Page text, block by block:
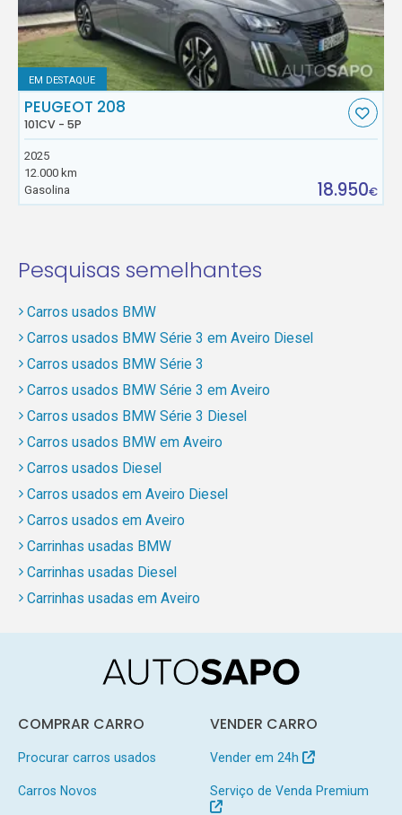
EM DESTAQUE
PEUGEOT 208
101CV - 5P
2025
12.000 km
Gasolina
18.950€
Pesquisas semelhantes
Carros usados BMW
Carros usados BMW Série 3 em Aveiro Diesel
Carros usados BMW Série 3
Carros usados BMW Série 3 em Aveiro
Carros usados BMW Série 3 Diesel
Carros usados BMW em Aveiro
Carros usados Diesel
Carros usados em Aveiro Diesel
Carros usados em Aveiro
Carrinhas usadas BMW
Carrinhas usadas Diesel
Carrinhas usadas em Aveiro
COMPRAR CARRO
Procurar carros usados
Carros Novos
VENDER CARRO
Vender em 24h
Serviço de Venda Premium